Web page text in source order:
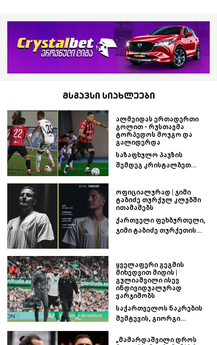
მსგავსი სიახლეები
ალმეიდას ერთადერთი
გოლით - რუსთავმა
ტორპედოს მოუგო და
გალიდერდა
საზაფხულო პაუზის
შემდეგ კრისტალბეთ...
ოფიციალურად | ჯიმი
ტაბიძე თურქულ კლუბში
ითამაშებს
ქართველი ფეხბურთელი,
ჯიმი ტაბიძე თურქეთის...
ყველაფერი გეგმის
მიხედვით მიდის |
გულიაშვილი ისევ
ინდივიდუალურად
ვარჯიშობს
საქართველოს ნაკრების
შემტევის, გიორგი...
„მამარდაშვილი დროს